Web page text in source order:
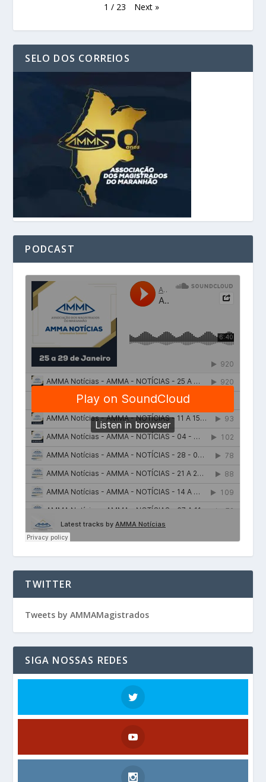
1 / 23 Next »
SELO DOS CORREIOS
PODCAST
TWITTER
Tweets by AMMAMagistrados
SIGA NOSSAS REDES